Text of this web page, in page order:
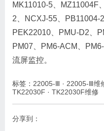
MK11010-5、MZ11004F
2、NCXJ-55、PB11004-
PEK22010、PMU-D2、
PM07、PM6-ACM、
流屏监控。
标签： 22005-Ⅲ · 22005-Ⅲ维
TK22030F · TK22030F维修
分享到：